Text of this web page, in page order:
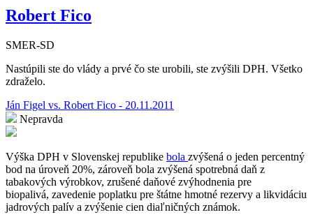
Robert Fico
SMER-SD
Nastúpili ste do vlády a prvé čo ste urobili, ste zvýšili DPH. Všetko
zdraželo.
Ján Figel vs. Robert Fico - 20.11.2011
Nepravda
Výška DPH v Slovenskej republike bola zvýšená o jeden percentný
bod na úroveň 20%, zároveň bola zvýšená spotrebná daň z
tabakových výrobkov, zrušené daňové zvýhodnenia pre
biopalivá, zavedenie poplatku pre štátne hmotné rezervy a likvidáciu
jadrových palív a zvýšenie cien diaľničných známok.